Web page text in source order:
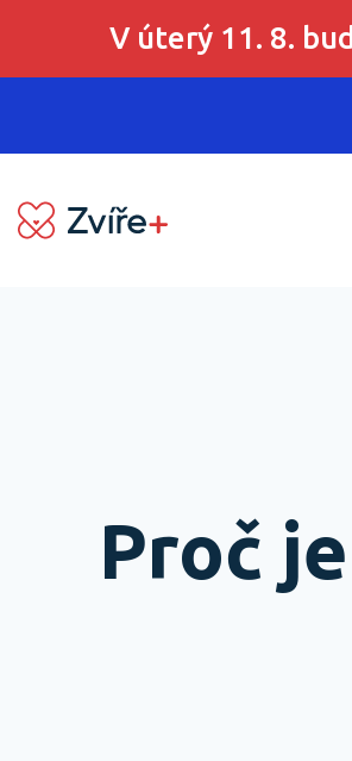
V úterý 11. 8.
Proč